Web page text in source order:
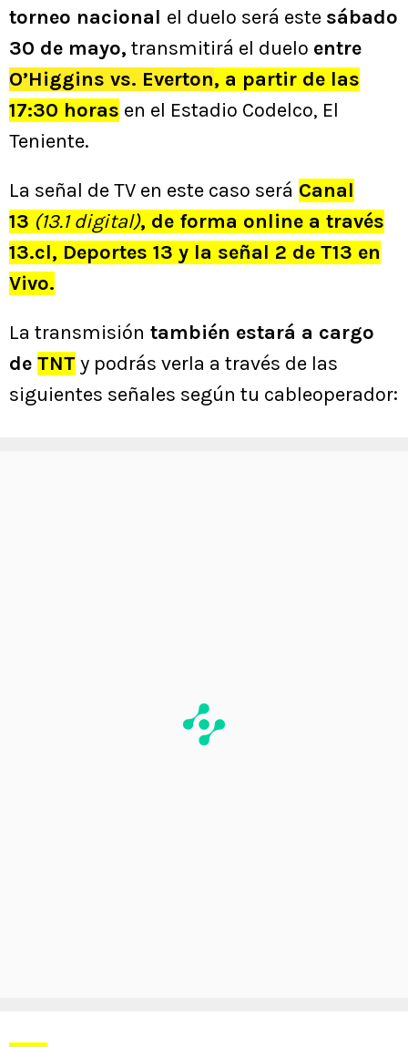
torneo nacional el duelo será este sábado
30 de mayo, transmitirá el duelo entre
O’Higgins vs. Everton, a partir de las
17:30 horas en el Estadio Codelco, El
Teniente.
La señal de TV en este caso será Canal
13 (13.1 digital), de forma online a través
13.cl, Deportes 13 y la señal 2 de T13 en
Vivo.
La transmisión también estará a cargo
de TNT y podrás verla a través de las
siguientes señales según tu cableoperador: